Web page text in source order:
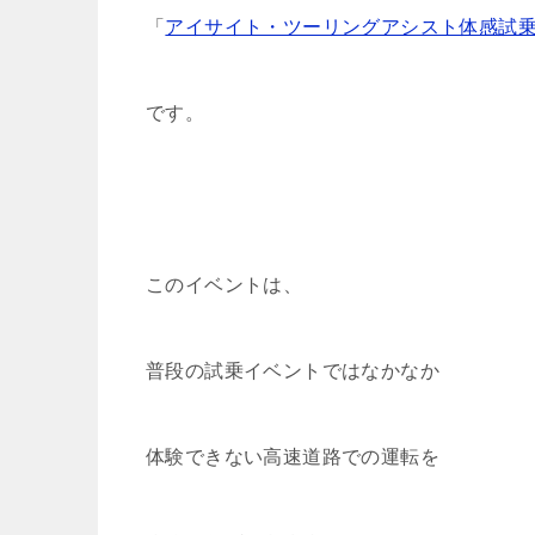
「アイサイト・ツーリングアシスト体感試
です。
このイベントは、
普段の試乗イベントではなかなか
体験できない高速道路での運転を